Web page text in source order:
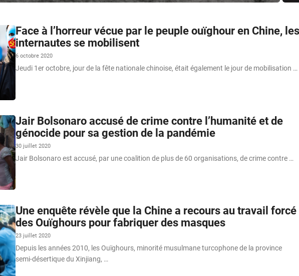
Face à l’horreur vécue par le peuple ouïghour en Chine, les
internautes se mobilisent
6 octobre 2020
Jeudi 1er octobre, jour de la fête nationale chinoise, était également le jour de mobilisation …
Jair Bolsonaro accusé de crime contre l’humanité et de
génocide pour sa gestion de la pandémie
30 juillet 2020
Jair Bolsonaro est accusé, par une coalition de plus de 60 organisations, de crime contre …
Une enquête révèle que la Chine a recours au travail forcé
des Ouïghours pour fabriquer des masques
23 juillet 2020
Depuis les années 2010, les Ouïghours, minorité musulmane turcophone de la province
semi-désertique du Xinjiang, …